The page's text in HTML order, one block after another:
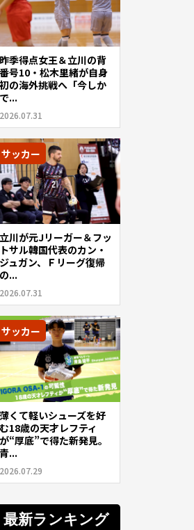
昨季得点女王＆立川の背
番号10・松木里緒が自身
初の海外挑戦へ「今しか
で...
2026.07.31
サッカー
立川が元Jリーガー＆フッ
トサル韓国代表のカン・
ジュガン、Ｆリーグ復帰
の...
2026.07.31
サッカー
薄くて軽いシューズを好
む18歳の天才レフティ
が“厚底”で得た新発見。
青...
2026.07.29
最新ランキング